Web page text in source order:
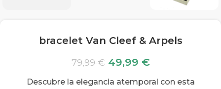
bracelet Van Cleef & Arpels
79,99€ 49,99 €
Descubre la elegancia atemporal con esta